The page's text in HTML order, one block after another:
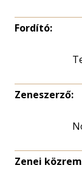
Fordító:
Zeneszerző:
Zenei